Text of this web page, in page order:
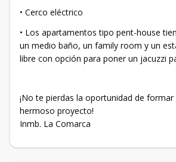
• Cerco eléctrico
• Los apartamentos tipo pent-house
un medio baño, un family room y un
libre con opción para poner un jacuzzi
¡No te pierdas la oportunidad de
hermoso proyecto!
Inmb. La Comarca